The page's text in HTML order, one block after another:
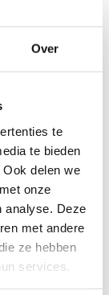
Over
te
te bieden
delen we
onze
analyse. Deze
met andere
ze hebben
services.
Aan de
Eenopdekdeur
50 mm in te
deze
afwijkt dan
onder de
is 29
met glas in
levertijd met 3